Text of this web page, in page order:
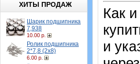
ХИТЫ ПРОДАЖ
Шарик подшипника
7,938
10.00 р.
Ролик подшипника
2*7,8 (2х8)
6.00 р.
Как
и